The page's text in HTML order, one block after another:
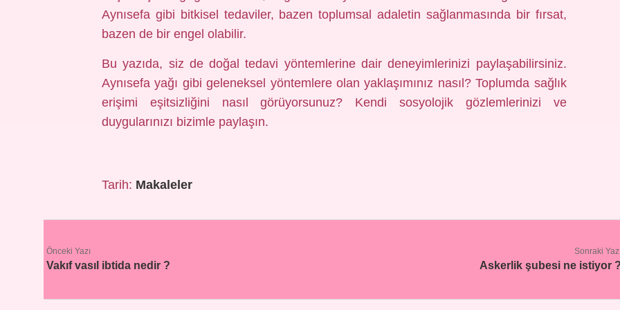
Aynısefa gibi bitkisel tedaviler, bazen toplumsal adaletin sağlanmasında bir fırsat,
bazen de bir engel olabilir.
Bu yazıda, siz de doğal tedavi yöntemlerine dair deneyimlerinizi paylaşabilirsiniz.
Aynısefa yağı gibi geleneksel yöntemlere olan yaklaşımınız nasıl? Toplumda sağlık
erişimi eşitsizliğini nasıl görüyorsunuz? Kendi sosyolojik gözlemlerinizi ve
duygularınızı bizimle paylaşın.
Tarih: Makaleler
Önceki Yazı
Vakıf vasıl ibtida nedir ?
Sonraki
Askerlik şubesi ne istiyor